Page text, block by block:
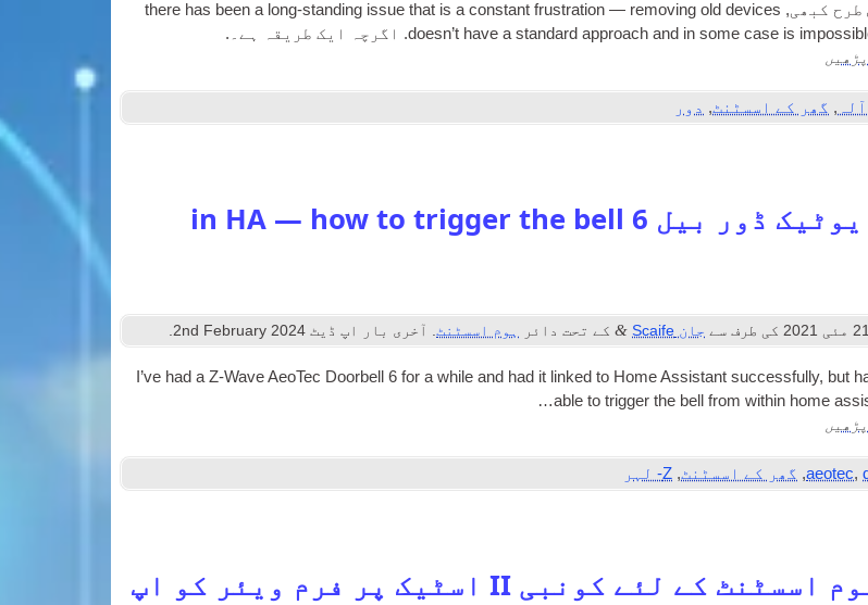
طرح کبھی, there has been a long-stand­ing issue that is a con­stant frus­tra­tion — remov­ing old devices
does­n’t have a stand­ard approach and in some case is. اگرچہ ایک طریقہ ہے۔.
آلہ , گھر کے اسسٹنٹ, دور
ڈور بیل 6 in HA — how to trigger the bell
مئی 2021 کی طرف سے جان Scaife &کے تحت دائر ہوم اسسٹنٹ. آخری بار اپ ڈیٹ 2nd February 2024
I’ve had a Z‑Wave AeoTec Door­bell 6for a while and had it linked to Home Assist­ant suc­cess­fully, but
able to trig­ger the bell from with­in home
aeotec,
, گھر کے اسسٹنٹ, Z- لہر
ہوم اسسٹنٹ کے لئے کونبی II اسٹیک پر فرم ویئر کو اپ